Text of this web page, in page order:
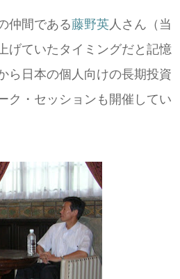
仲間である藤野英人さん（当
げていたタイミングだと記憶
ら日本の個人向けの長期投資
ク・セッションも開催してい